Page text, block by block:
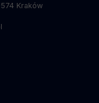
Kraków